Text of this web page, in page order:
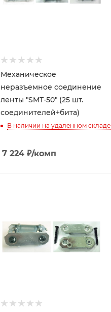
Механическое
неразъемное соединение
ленты "SMT-50" (25 шт.
соединителей+бита)
В наличии на удаленном складе
7 224₽/комп